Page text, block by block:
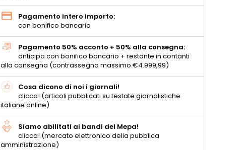
Pagamento intero importo:
con bonifico bancario
Pagamento 50% acconto + 50% alla consegna:
anticipo con bonifico bancario + restante in contanti
alla consegna (contrassegno massimo €4.999,99)
Cosa dicono di noi i giornali!
clicca! (articoli pubblicati su testate giornalistiche
italiane online)
Siamo abilitati ai bandi del Mepa!
clicca! (mercato elettronico della pubblica
amministrazione)